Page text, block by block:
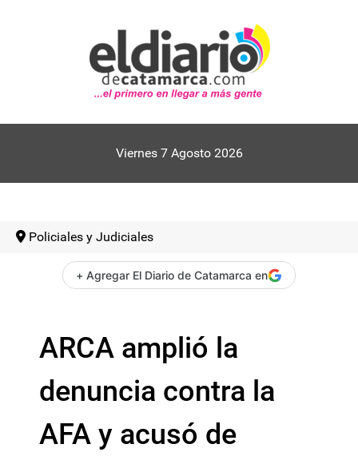
Viernes 7 Agosto 2026
Policiales y Judiciales
+ Agregar El Diario de Catamarca en
ARCA amplió la
denuncia contra la
AFA y acusó de